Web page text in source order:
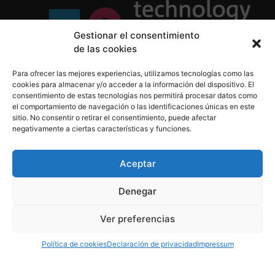
Gestionar el consentimiento
de las cookies
Para ofrecer las mejores experiencias, utilizamos tecnologías como las
cookies para almacenar y/o acceder a la información del dispositivo. El
consentimiento de estas tecnologías nos permitirá procesar datos como
el comportamiento de navegación o las identificaciones únicas en este
sitio. No consentir o retirar el consentimiento, puede afectar
negativamente a ciertas características y funciones.
Aceptar
Denegar
Ver preferencias
Política de cookiesDeclaración de privacidadImpressum
Política de Cookies
Aviso Legal
910 607 564
derechos reservados